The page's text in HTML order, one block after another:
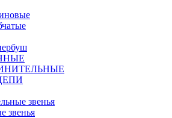
звенья
звенья